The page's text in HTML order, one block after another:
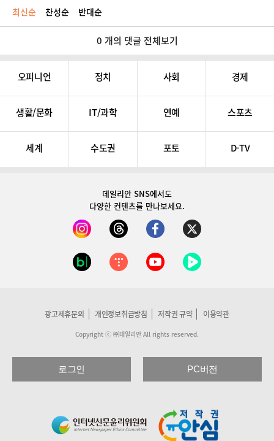
최신순 찬성순 반대순
0 개의 댓글 전체보기
오피니언 정치 사회 경제
생활/문화 IT/과학 연예 스포츠
세계 수도권 포토 D-TV
데일리안 SNS에서도
다양한 컨텐츠를 만나보세요.
광고제휴문의 개인정보취급방침 저작권 규약 이용약관
Copyright ⓒ ㈜데일리안 All rights reserved.
로그인 PC버전